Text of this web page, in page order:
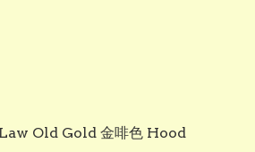
Old Gold 金啡色 Hood